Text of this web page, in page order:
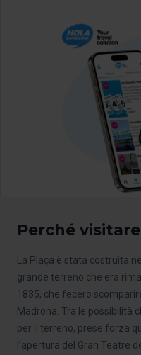
Perché
La Plaça è stata costruita
grande terreno che era
1835, che fecero
Madrona. Tra le possibilità
per il terreno, prese forza
l’apertura del Gran Teatre